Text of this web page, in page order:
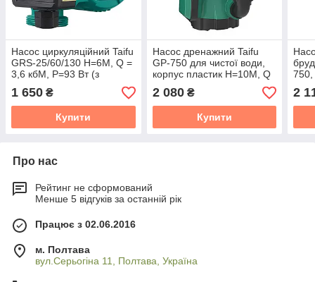
Насос циркуляційний Taifu
GRS-25/60/130 Н=6М, Q =
3,6 кбМ, P=93 Вт (з
кабелем і гайками)
(TF0047)
1 650 ₴
Купити
Насос дренажний Taifu
GP-750 для чистої води,
корпус пластик Н=10М, Q
= 12,9 кбМ, P = 750 Вт
(TF0054)
2 080₴
Купити
750,
750
2
Про нас
Рейтинг не сформований
Менше 5 відгуків за останній рік
Працює з 02.06.2016
м. Полтава
вул.Серьогіна 11, Полтава, Україна